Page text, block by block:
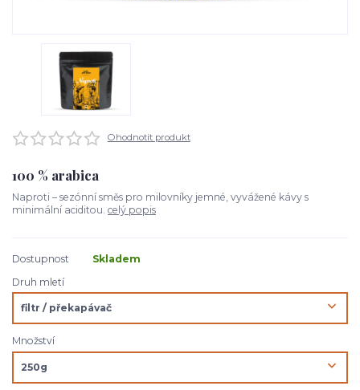
Ohodnotit produkt
100 % arabica
Naproti – sezónní směs pro milovníky jemné, vyvážené kávy s
minimální aciditou. celý popis
Dostupnost
Skladem
Druh mletí
Množství